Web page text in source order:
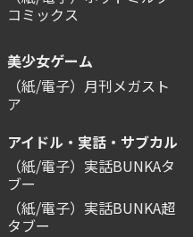
コミックス
美少女ゲーム
（紙/電子）月刊メガスト
ア
アイドル・実話・サブカル
（紙/電子）実話BUNKAタ
ブー
（紙/電子）実話BUNKA超
タブー